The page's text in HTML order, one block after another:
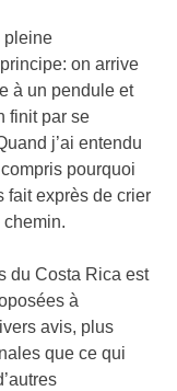
pleine
on arrive
à un pendule et
finit par se
j’ai entendu
pourquoi
fait exprès de crier
du Costa Rica est
à
avis, plus
que ce qui